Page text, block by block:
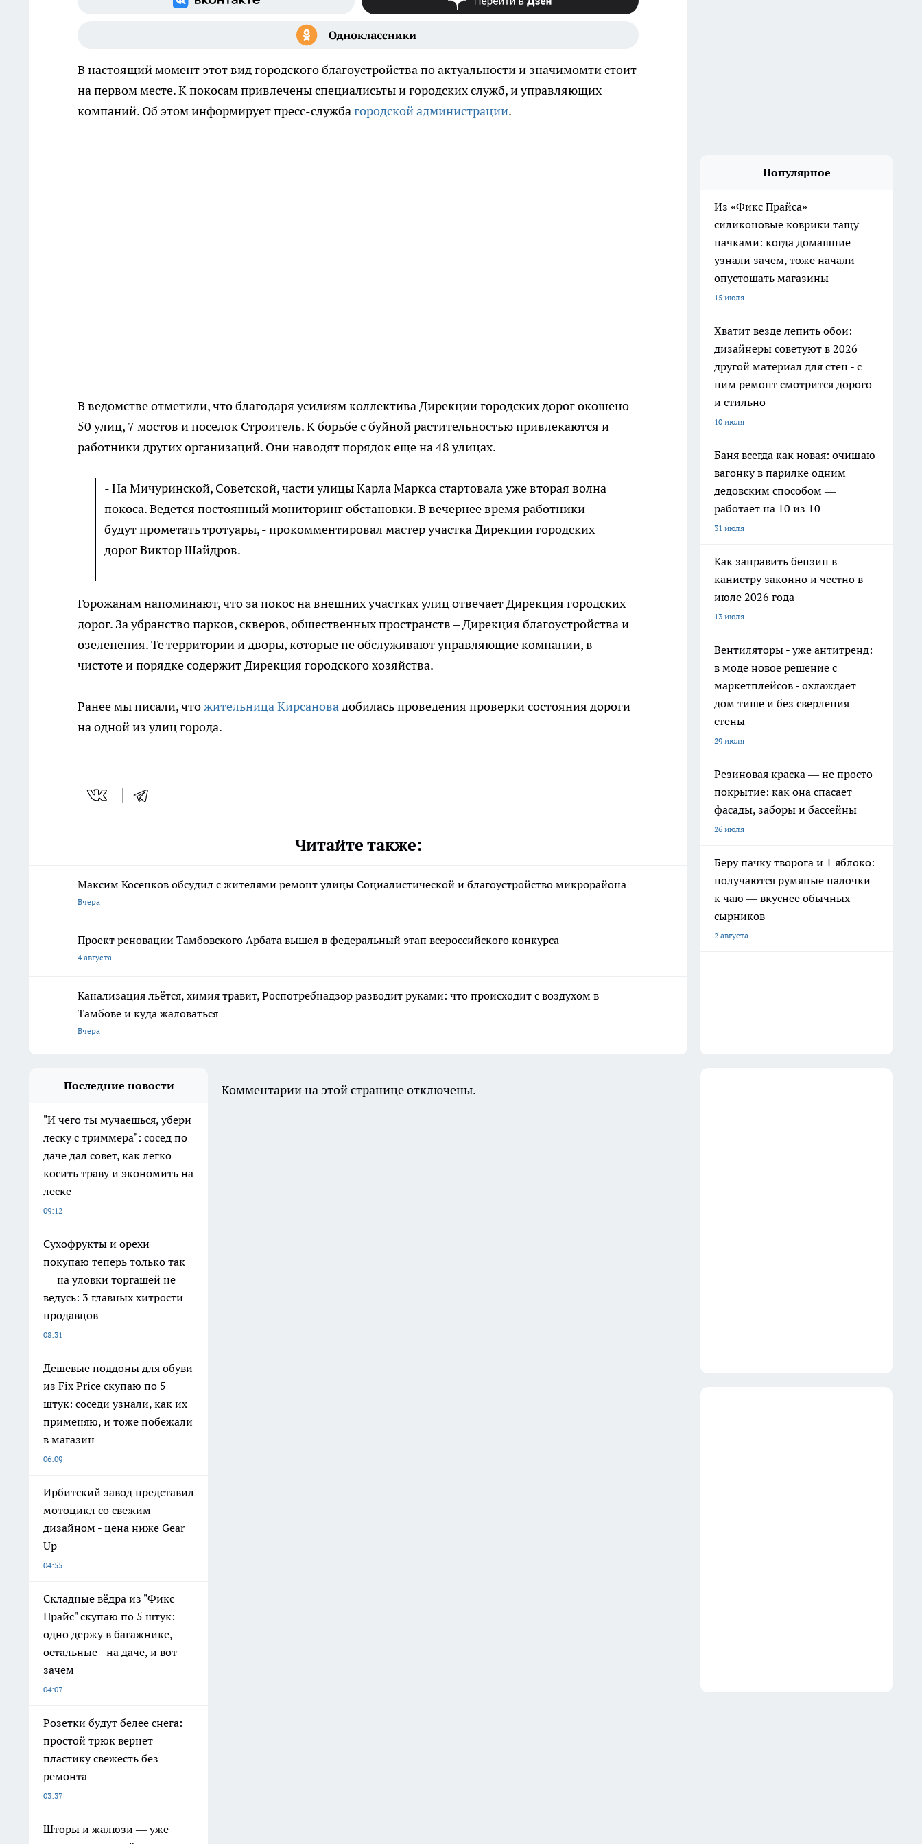
В настоящий момент этот вид городского благоустройства по актуальности и значимомти стоит
на первом месте. К покосам привлечены специалисьты и городских служб, и управляющих
компаний. Об этом информирует пресс-службагородской администрации.
В ведомстве отметили, что благодаря усилиям коллектива Дирекции городских дорог окошено
50 улиц, 7 мостов и поселок Строитель. К борьбе с буйной растительностью привлекаются и
работники других организаций. Они наводят порядок еще на 48 улицах.
- На Мичуринской, Советской, части улицы Карла Маркса стартовала уже вторая волна
покоса. Ведется постоянный мониторинг обстановки. В вечернее время работники
будут прометать тротуары, - прокомментировал мастер участка Дирекции городских
дорог Виктор Шайдров.
Горожанам напоминают, что за покос на внешних участках улиц отвечает Дирекция городских
дорог. За убранство парков, скверов, обшественных пространств – Дирекция благоустройства и
озеленения. Те территории и дворы, которые не обслуживают управляющие компании, в
чистоте и порядке содержит Дирекция городского хозяйства.
Ранее мы писали, чтожительница Кирсановадобилась проведения проверки состояния дороги
на одной из улиц города.
Читайте также:
Максим Косенков обсудил с жителями ремонт улицы Социалистической и благоустройство микрорайона
Вчера
Проект реновации Тамбовского Арбата вышел в федеральный этап всероссийского конкурса
4 августа
Канализация льётся, химия травит, Роспотребнадзор разводит руками: что происходит с воздухом в
Тамбове и куда жаловаться
Вчера
Популярное
Из «Фикс Прайса»
силиконовые коврики тащу
пачками: когда домашние
узнали зачем, тоже начали
опустошать магазины
15 июля
Хватит везде лепить обои:
дизайнеры советуют в 2026
другой материал для стен - с
ним ремонт смотрится дорого
и стильно
10 июля
Баня всегда как новая: очищаю
вагонку в парилке одним
дедовским способом —
работает на 10 из 10
31 июля
Как заправить бензин в
канистру законно и честно в
июле 2026 года
13 июля
Вентиляторы - уже антитренд:
в моде новое решение с
маркетплейсов - охлаждает
дом тише и без сверления
стены
29 июля
Резиновая краска — не просто
покрытие: как она спасает
фасады, заборы и бассейны
26 июля
Беру пачку творога и 1 яблоко:
получаются румяные палочки
к чаю — вкуснее обычных
сырников
2 августа
Последние новости
"И чего ты мучаешься, убери
леску с триммера": сосед по
даче дал совет, как легко
косить траву и экономить на
леске
09:12
Сухофрукты и орехи
покупаю теперь только так
— на уловки торгашей не
ведусь: 3 главных хитрости
продавцов
08:31
Дешевые поддоны для обуви
из Fix Price скупаю по 5
штук: соседи узнали, как их
применяю, и тоже побежали
в магазин
06:09
Ирбитский завод представил
мотоцикл со свежим
дизайном - цена ниже Gear
Up
04:55
Складные вёдра из "Фикс
Прайс" скупаю по 5 штук:
одно держу в багажнике,
остальные - на даче, и вот
зачем
04:07
Розетки будут белее снега:
простой трюк вернет
пластику свежесть без
ремонта
03:37
Шторы и жалюзи — уже
Комментарии на этой странице отключены.